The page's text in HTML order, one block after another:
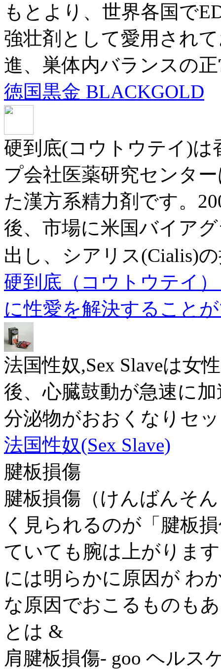
もとより、世界各国で
強壮剤として愛用され
進、巣体内バランスの
徳国黒金 BLACKGOLD
硬到底(コウトウテイ)は
プ会社医薬研究センタ
た漢方系精力剤です。
後、市場に米国バイア
出し、シアリス(Cialis)
硬到底（コウトウテイ
に性愛を解決すること
法国性奴,Sex Slaveは女
後、心臓鼓動が急速に
分泌物がおおくなりセ
法国性奴(Sex Slave)
腱板損傷
腱板損傷（けんばんそ
く見られるのが「腱板
ていても腕は上がりま
には明らかに原因が わ
な原因でおこるものも
とは &
肩腱板損傷- goo ヘルス